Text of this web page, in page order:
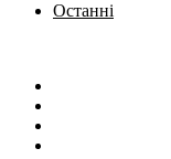
Останні